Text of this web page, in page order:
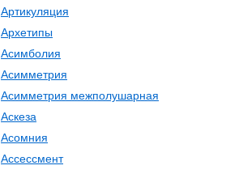
Артикуляция
Архетипы
Асимболия
Асимметрия
Асимметрия межполушарная
Аскеза
Асомния
Ассессмент